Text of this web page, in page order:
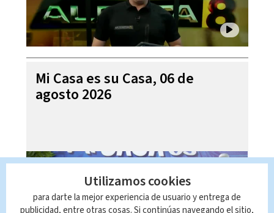
Mi Casa es su Casa, 06 de
agosto 2026
Utilizamos cookies
para darte la mejor experiencia de usuario y entrega de
publicidad, entre otras cosas. Si continúas navegando el sitio,